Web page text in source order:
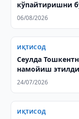
кўпайтиришни
06/08/2026
ИҚТИСОД
Сеулда
намойиш этилди
24/07/2026
ИҚТИСОД